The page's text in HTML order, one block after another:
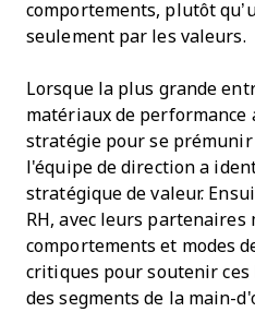
comportements, plutôt
seulement par les valeurs.
Lorsque la plus grande
matériaux de performance
stratégie pour se prémunir
l'équipe de direction a
stratégique de valeur.
RH, avec leurs
comportements et modes
critiques pour soutenir
des segments de la main-